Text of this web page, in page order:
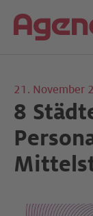
21. November
8